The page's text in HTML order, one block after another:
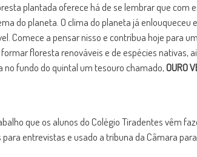
plantada oferece há de se lembrar que com
do planeta. O clima do planeta já
Comece a pensar nisso e contribua hoje para
floresta renováveis e de espécies nativas,
fundo do quintal um tesouro chamado,OURO
que os alunos do Colégio Tiradentes vêm
entrevistas e usado a tribuna da Câmara